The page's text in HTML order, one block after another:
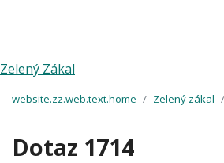
Zelený Zákal
website.zz.web.text.home Zelený zákal
Dotaz 1714